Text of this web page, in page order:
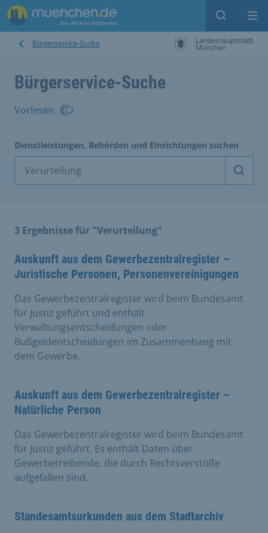
Suche
Bürgerservice-Suche
Bürgerservice-Suche
Vorlesen
Dienstleistungen, Behörden und Einrichtungen suchen
3 Ergebnisse für "Verurteilung"
Auskunft aus dem Gewerbezentralregister –
Juristische Personen, Personenvereinigungen
Das Gewerbezentralregister wird beim Bundesamt
für Justiz geführt und enthält
Verwaltungsentscheidungen oder
Bußgeldentscheidungen im Zusammenhang mit
dem Gewerbe.
Auskunft aus dem Gewerbezentralregister –
Natürliche Person
Das Gewerbezentralregister wird beim Bundesamt
für Justiz geführt. Es enthält Daten über
Gewerbetreibende, die durch Rechtsverstöße
aufgefallen sind.
Standesamtsurkunden aus dem Stadtarchiv